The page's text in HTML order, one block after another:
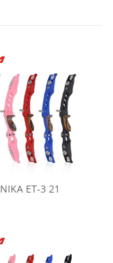
NIKA ET-3 21